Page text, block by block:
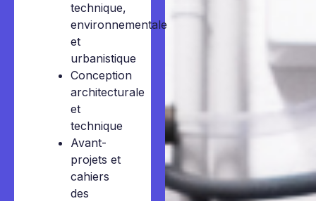
technique,
environnementale
et
urbanistique
Conception
architecturale
et
technique
Avant-
projets et
cahiers
des